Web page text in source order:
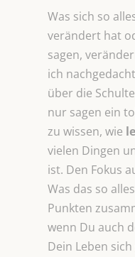
Was sich so
verändert hat
sagen,
ich
über die
nur sagen ein
zu wissen, wie
vielen Dingen
ist. Den Fokus
Was das so
Punkten
wenn Du auch
Dein Leben